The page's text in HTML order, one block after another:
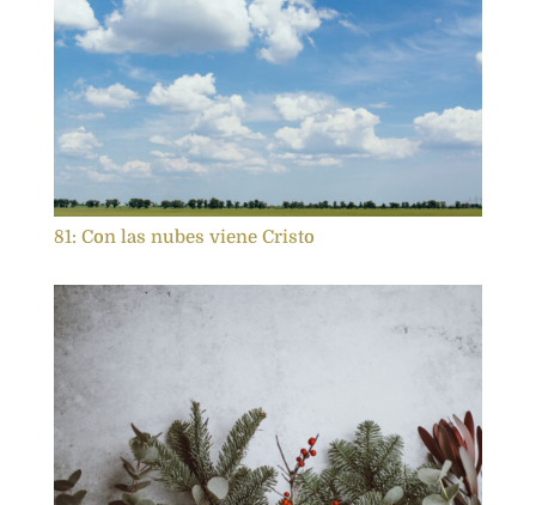
81: Con las nubes viene Cristo